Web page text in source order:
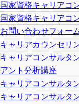
国家資格キャリアコ
国家資格キャリアコ
お問い合わせフォー
キャリアカウンセリ
キャリアコンサルタ
アント分析講座
キャリアコンサルタ
キャリアコンサルタ